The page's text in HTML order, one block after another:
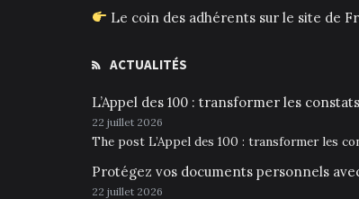
Le coin des adhérents sur le site de
ACTUALITÉS
L’Appel des 100 : transformer les
22 juillet 2026
The post L’Appel des 100 : transformer les
Protégez vos documents personnels
22 juillet 2026